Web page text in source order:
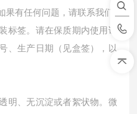
果有任何问题，请联系我们
标签。请在保质期内使用试
、生产日期（见盒签），以
明、无沉淀或者絮状物。微